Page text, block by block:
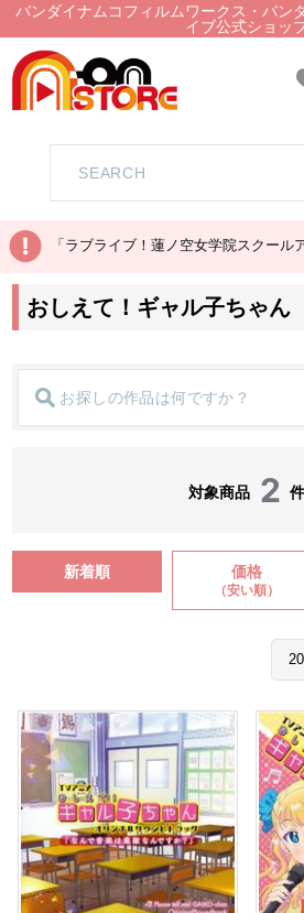
バンダイナムコフィルムワークス・バン
イブ公式ショッ
「ラブライブ！蓮ノ空女学院スクー
おしえて！ギャル子ちゃん
対象商品 2 件
新着順 価格
（安い順）